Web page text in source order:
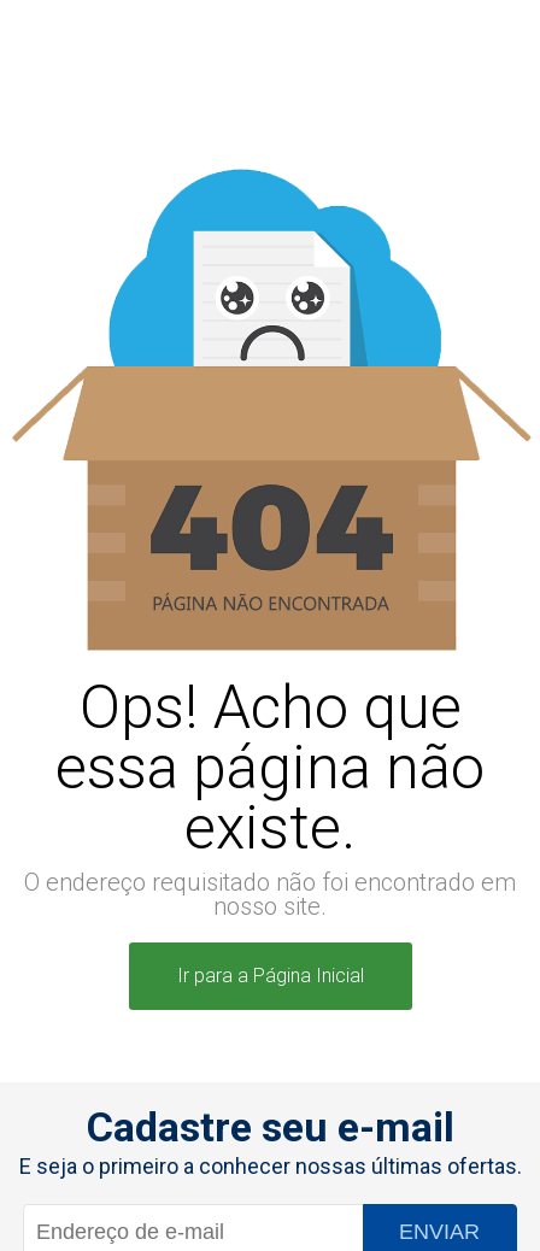
Ops! Acho que
essa página não
existe.
O endereço requisitado não foi encontrado em
nosso site.
Ir para a Página Inicial
Cadastre seu e-mail
E seja o primeiro a conhecer nossas últimas ofertas.
ENVIAR